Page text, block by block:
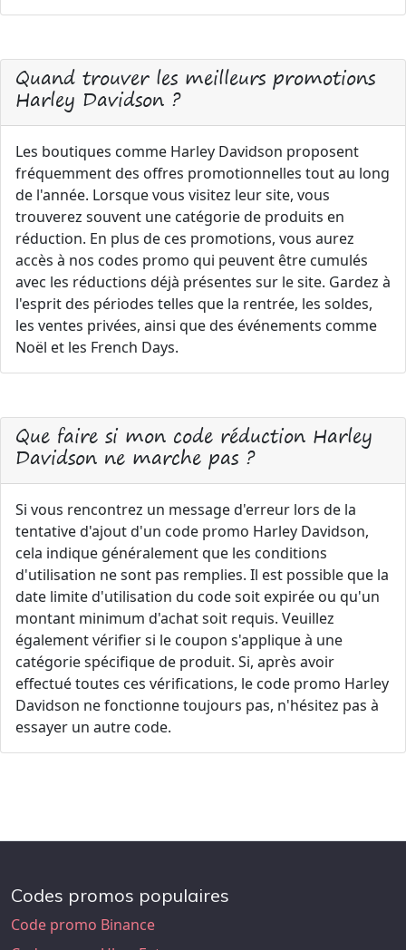
Quand trouver les meilleurs promotions
Harley Davidson ?
Les boutiques comme Harley Davidson proposent
fréquemment des offres promotionnelles tout au long
de l'année. Lorsque vous visitez leur site, vous
trouverez souvent une catégorie de produits en
réduction. En plus de ces promotions, vous aurez
accès à nos codes promo qui peuvent être cumulés
avec les réductions déjà présentes sur le site. Gardez à
l'esprit des périodes telles que la rentrée, les soldes,
les ventes privées, ainsi que des événements comme
Noël et les French Days.
Que faire si mon code réduction Harley
Davidson ne marche pas ?
Si vous rencontrez un message d'erreur lors de la
tentative d'ajout d'un code promo Harley Davidson,
cela indique généralement que les conditions
d'utilisation ne sont pas remplies. Il est possible que la
date limite d'utilisation du code soit expirée ou qu'un
montant minimum d'achat soit requis. Veuillez
également vérifier si le coupon s'applique à une
catégorie spécifique de produit. Si, après avoir
effectué toutes ces vérifications, le code promo Harley
Davidson ne fonctionne toujours pas, n'hésitez pas à
essayer un autre code.
Codes promos populaires
Code promo Binance